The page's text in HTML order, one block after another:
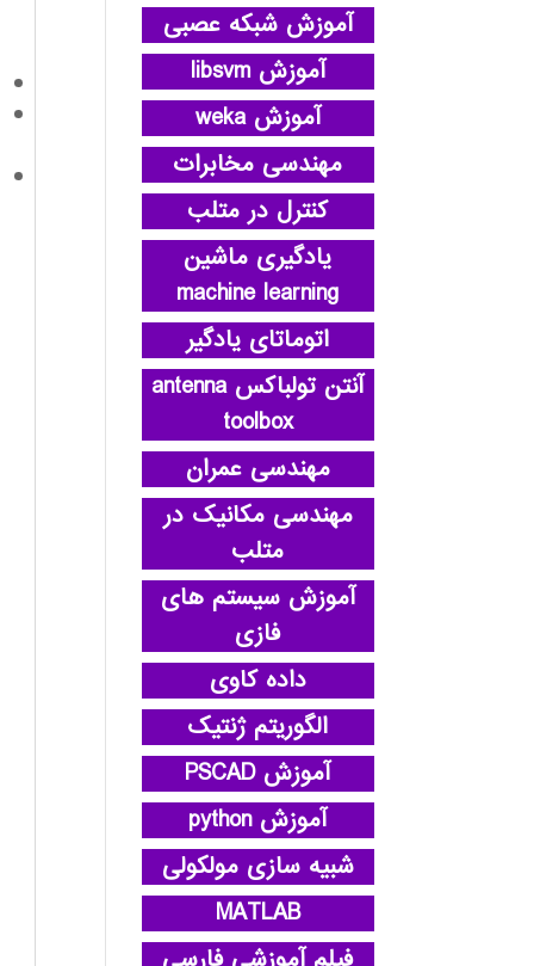
آموزش شبکه عصبی
آموزش libsvm
آموزش weka
مهندسی مخابرات
کنترل در متلب
یادگیری ماشین
machine learning
اتوماتای یادگیر
آنتن تولباکس antenna
toolbox
مهندسی عمران
مهندسی مکانیک در
متلب
آموزش سیستم های
فازی
داده کاوی
الگوریتم ژنتیک
آموزش PSCAD
آموزش python
شبیه سازی مولکولی
MATLAB